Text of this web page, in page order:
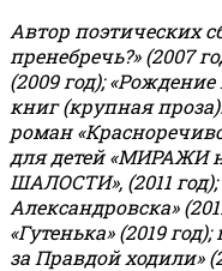
Автор поэтических
пренебречь?» (2007
(2009 год); «Рождение
книг (крупная
роман
для детей «МИРАЖИ
ШАЛОСТИ», (2011
Александровска»
«Гутенька» (2019
за Правдой ходили»